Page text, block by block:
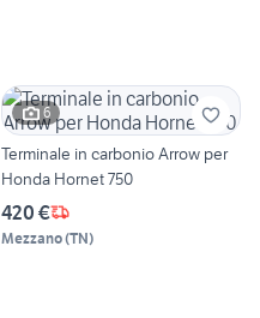
6
Terminale in carbonio Arrow per
Honda Hornet 750
420 €
Mezzano(TN)